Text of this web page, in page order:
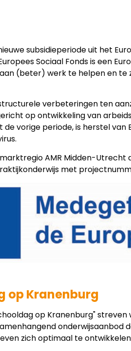
subsidieperiode uit het
Sociaal Fonds is een
(beter) werk te helpen en te
verbeteringen ten
op ontwikkeling van
de vorige periode, is herstel
AMR Midden-
met
op Kranenburg
op Kranenburg"
onderwijsaanbod
zich optimaal te